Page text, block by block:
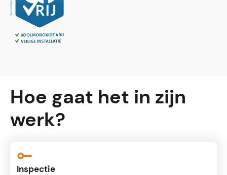
Hoe gaat het in zijn
werk?
Inspectie